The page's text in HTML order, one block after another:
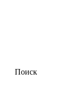
Поиск